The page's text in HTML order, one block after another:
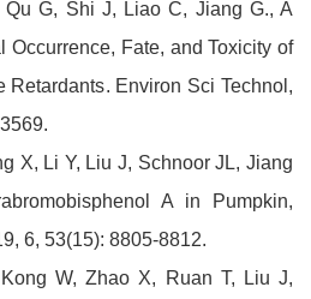
G, Shi J, Liao C, Jiang G., A
Occurrence, Fate, and Toxicity of
Retardants. Environ Sci Technol,
X, Li Y, Liu J, Schnoor JL, Jiang
A in Pumpkin,
6, 53(15): 8805-8812.
W, Zhao X, Ruan T, Liu J,